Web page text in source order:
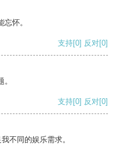
怀。
支持[0] 反对[0]
支持[0] 反对[0]
不同的娱乐需求。